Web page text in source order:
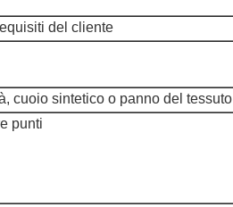
del cliente
cuoio sintetico o panno del tessuto
punti